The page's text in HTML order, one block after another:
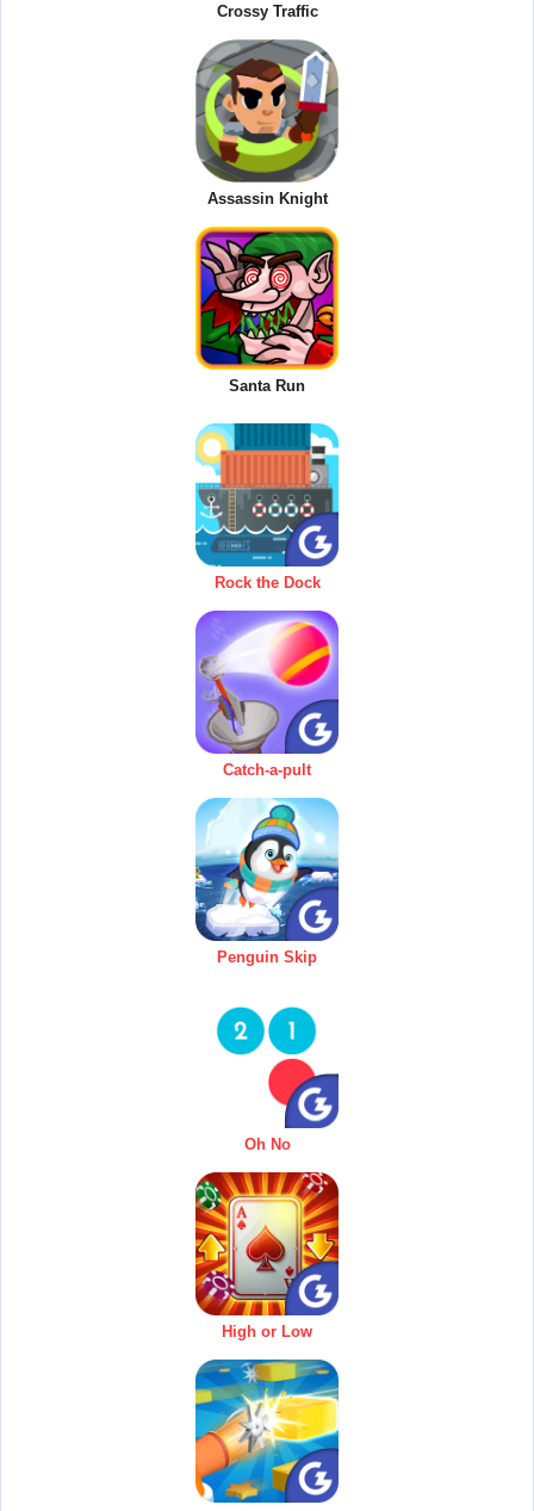
Crossy Traffic
Assassin Knight
Santa Run
Rock the Dock
Catch-a-pult
Penguin Skip
Oh No
High or Low